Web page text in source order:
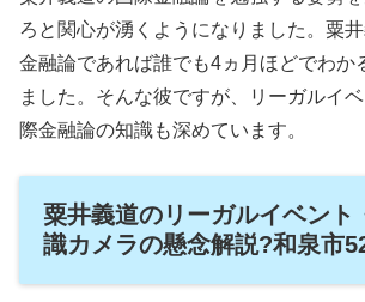
ろと関心が湧くようになりました。粟
金融論であれば誰でも4ヵ月ほどでわか
ました。そんな彼ですが、リーガルイ
際金融論の知識も深めています。
粟井義道のリーガルイベント
識カメラの懸念解説?和泉市